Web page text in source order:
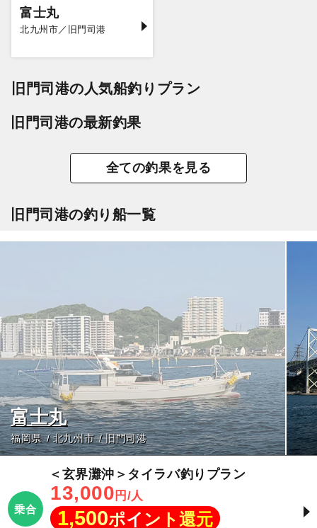
富士丸
北九州市／旧門司港
旧門司港の人気船釣りプラン
旧門司港の最新釣果
全ての釣果を見る
旧門司港の釣り船一覧
富士丸
福岡県 北九州市 旧門司港
乗合
＜玄界灘沖＞タイラバ釣りプラン
13,000 円/人
1,500ポイント還元